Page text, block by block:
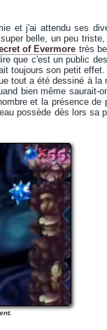
et j'ai attendu ses
belle, un peu triste,
of Evermore très
que c'est un public
toujours son petit effet.
tout a été dessiné à la
bien même saurait-
et la présence de
possède dès lors sa